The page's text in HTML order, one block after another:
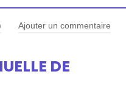
Ajouter un commentaire
DE